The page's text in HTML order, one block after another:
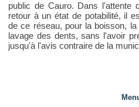
public de Cauro. Dans l'attente
retour à un état de potabilité, il
de ce réseau, pour la boisson,
lavage des dents, sans l'avoir
jusqu'à l'avis contraire de la